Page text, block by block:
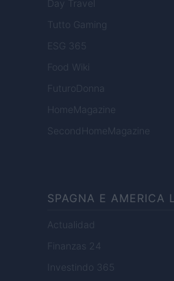
Day Travel
Tutto Gaming
ESG 365
Food Wiki
FuturoDonna
HomeMagazine
SecondHomeMagazine
SPAGNA E AMERICA
Actualidad
Finanzas 24
Investindo 365